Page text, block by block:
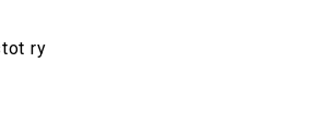
ry